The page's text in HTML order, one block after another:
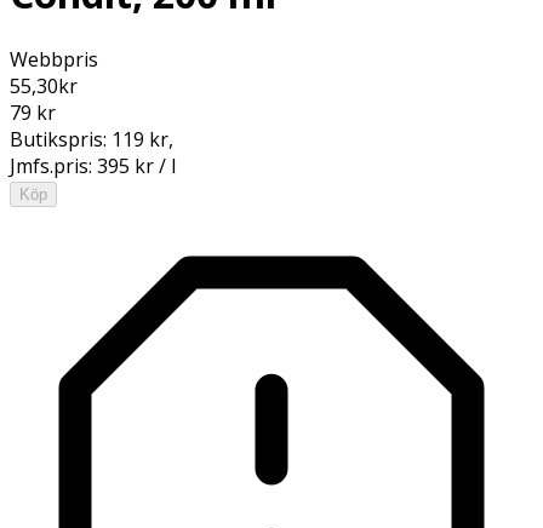
Webbpris
55,30kr
79 kr
Butikspris: 119 kr,
Jmfs.pris: 395 kr / l
Köp